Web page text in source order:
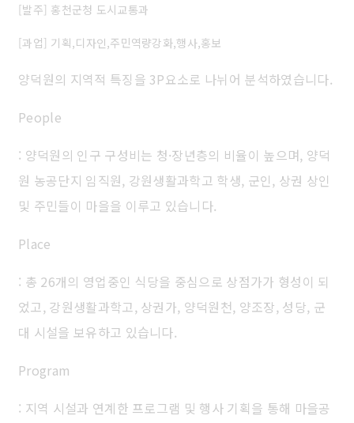
[발주] 홍천군청 도시교통과
[과업] 기획,디자인,주민역량강화,행사,홍보
양덕원의 지역적 특징을 3P요소로 나뉘어 분석하였습니다.
People
: 양덕원의 인구 구성비는 청·장년층의 비율이 높으며, 양덕
원 농공단지 임직원, 강원생활과학고 학생, 군인, 상권 상인
및 주민들이 마을을 이루고 있습니다.
Place
: 총 26개의 영업중인 식당을 중심으로 상점가가 형성이 되
었고, 강원생활과학고, 상권가, 양덕원천, 양조장, 성당, 군
대 시설을 보유하고 있습니다.
Program
: 지역 시설과 연계한 프로그램 및 행사 기획을 통해 마을공